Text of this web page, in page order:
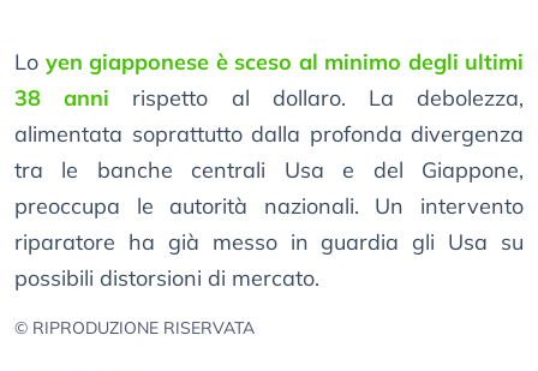
Lo yen giapponese è sceso al minimo degli ultimi
38 anni rispetto al dollaro. La debolezza,
alimentata soprattutto dalla profonda divergenza
tra le banche centrali Usa e del Giappone,
preoccupa le autorità nazionali. Un intervento
riparatore ha già messo in guardia gli Usa su
possibili distorsioni di mercato.
© RIPRODUZIONE RISERVATA